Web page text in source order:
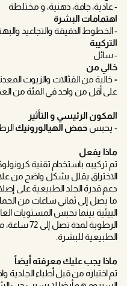
- عادية، جافة، دهنية، و مختلطة
اهتمامات البشرة
- الخطوط الدقيقة والتجاعيد
التركيبة
- سائل
خالي من
-
على أقل من واحد في المئة من
المكون الرئيسي و التأثير
- يحبس حمض الهيالورونيك
ماذا يفعل
تم تركيبه باستخدام تقنية
الاختراق يقلل بشكل واضح من
دعم قدرة الجلد الطبيعية على
ما يصل إلى ثماني ساعات من
البيئية بينما تحبس المستويات
الرطوبة
الطبيعية للبشرة.
ماذا يجب عليك معرفته أيضاً
تم اختباره من قبل أطباء الجلدية